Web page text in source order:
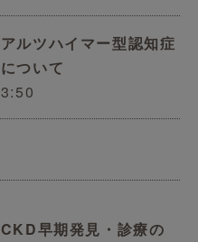
アルツハイマー型認知症
について
3:50
CKD早期発見・診療の